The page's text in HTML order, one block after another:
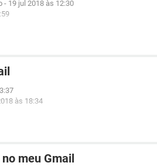
- 19 jul 2018 às 12:30
às 18:34
meu Gmail